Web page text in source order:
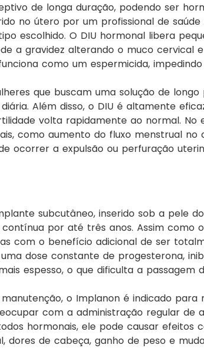
de longa duração, podendo ser
no útero por um profissional de
escolhido. O DIU hormonal libera
a gravidez alterando o muco cervical
como um espermicida,
que buscam uma solução de
Além disso, o DIU é altamente
volta rapidamente ao normal. No
como aumento do fluxo menstrual no
ocorrer a expulsão ou perfuração
subcutâneo, inserido sob a pele
por até três anos. Assim como
com o benefício adicional de ser
dose constante de progesterona,
espesso, o que dificulta a passagem
o Implanon é indicado para
com a administração regular de
hormonais, ele pode causar efeitos
dores de cabeça, ganho de peso e